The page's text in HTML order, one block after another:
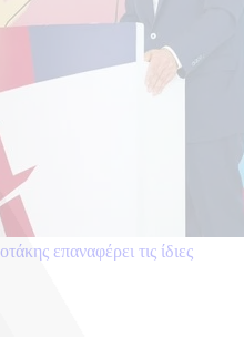
επαναφέρει τις ίδιες